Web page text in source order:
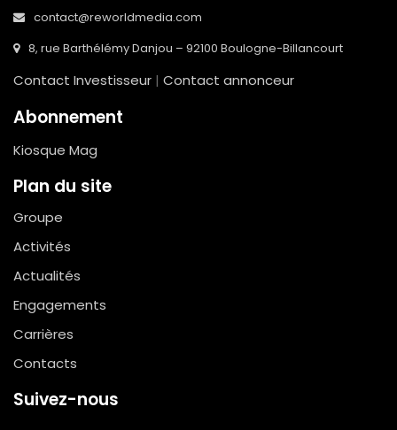
contact@reworldmedia.com
8, rue Barthélémy Danjou – 92100 Boulogne-Billancourt
Contact Investisseur | Contact annonceur
Abonnement
Kiosque Mag
Plan du site
Groupe
Activités
Actualités
Engagements
Carrières
Contacts
Suivez-nous